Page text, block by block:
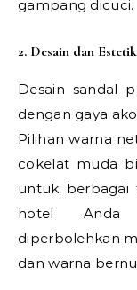
gampang dicuci.
2. Desain dan
Desain sandal
dengan gaya
Pilihan warna
cokelat muda
untuk berbagai
hotel Anda
diperbolehkan
dan warna